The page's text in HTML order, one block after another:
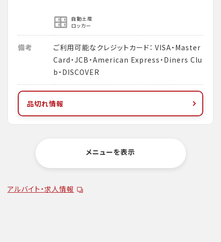
自動土産
ロッカー
備考
ご利用可能なクレジットカード： VISA・Master
Card・JCB・American Express・Diners Clu
b・DISCOVER
品切れ情報
メニューを表示
アルバイト・求人情報